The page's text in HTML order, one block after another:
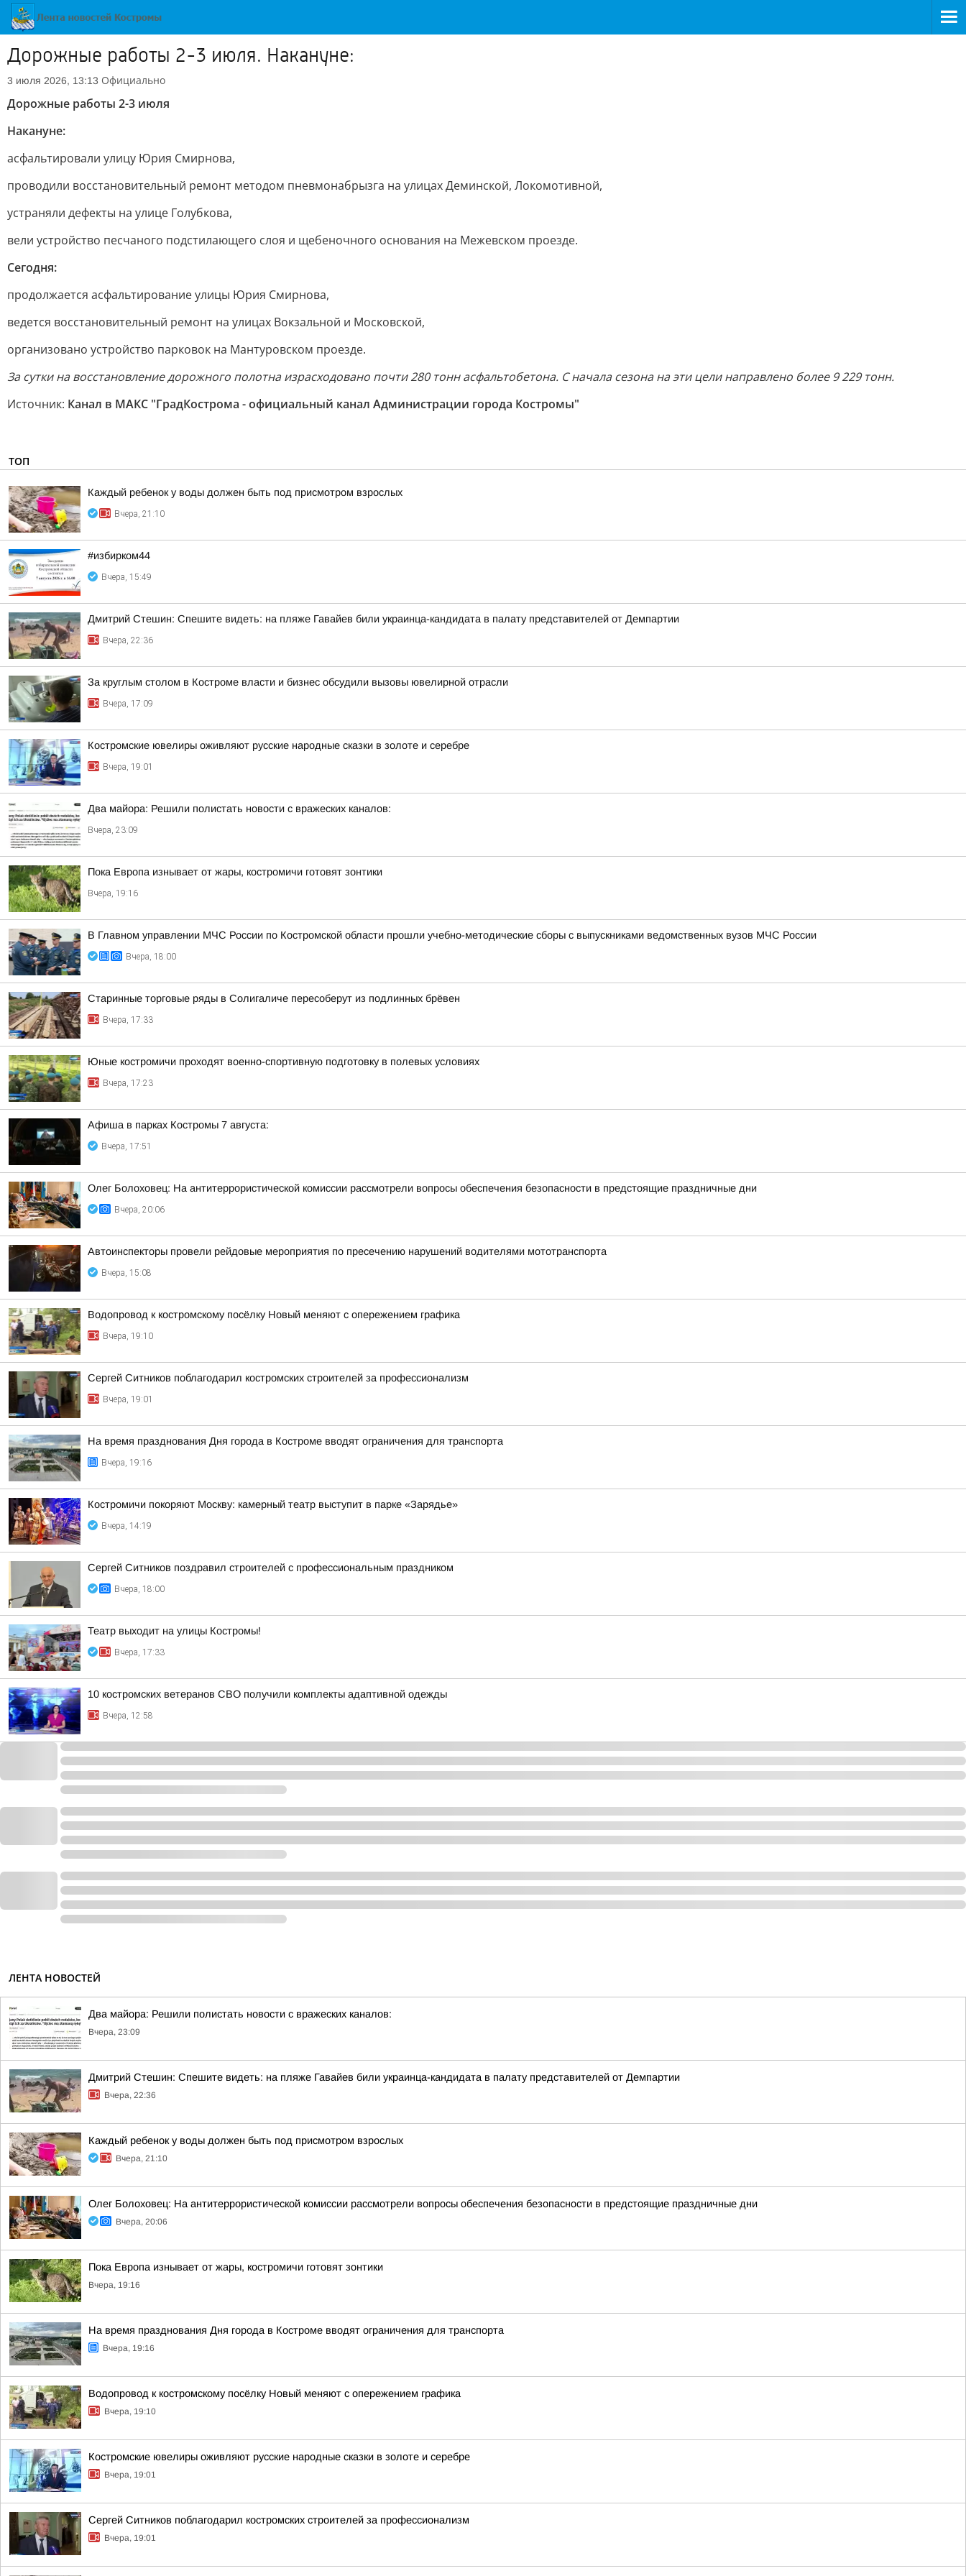
Дорожные работы 2-3 июля. Накануне:
3 июля 2026, 13:13 Официально
Дорожные работы 2-3 июля
Накануне:
асфальтировали улицу Юрия Смирнова,
проводили восстановительный ремонт методом пневмонабрызга на улицах Деминской, Локомотивной,
устраняли дефекты на улице Голубкова,
вели устройство песчаного подстилающего слоя и щебеночного основания на Межевском проезде.
Сегодня:
продолжается асфальтирование улицы Юрия Смирнова,
ведется восстановительный ремонт на улицах Вокзальной и Московской,
организовано устройство парковок на Мантуровском проезде.
За сутки на восстановление дорожного полотна израсходовано почти 280 тонн асфальтобетона. С начала сезона на эти цели направлено более 9 229 тонн.
Источник: Канал в МАКС "ГрадКострома - официальный канал Администрации города Костромы"
ТОП
Каждый ребенок у воды должен быть под присмотром взрослых
Вчера, 21:10
#избирком44
Вчера, 15:49
Дмитрий Стешин: Спешите видеть: на пляже Гавайев били украинца-кандидата в палату представителей от Демпартии
Вчера, 22:36
За круглым столом в Костроме власти и бизнес обсудили вызовы ювелирной отрасли
Вчера, 17:09
Костромские ювелиры оживляют русские народные сказки в золоте и серебре
Вчера, 19:01
Два майора: Решили полистать новости с вражеских каналов:
Вчера, 23:09
Пока Европа изнывает от жары, костромичи готовят зонтики
Вчера, 19:16
В Главном управлении МЧС России по Костромской области прошли учебно-методические сборы с выпускниками ведомственных вузов МЧС России
Вчера, 18:00
Старинные торговые ряды в Солигаличе пересоберут из подлинных брёвен
Вчера, 17:33
Юные костромичи проходят военно-спортивную подготовку в полевых условиях
Вчера, 17:23
Афиша в парках Костромы 7 августа:
Вчера, 17:51
Олег Болоховец: На антитеррористической комиссии рассмотрели вопросы обеспечения безопасности в предстоящие праздничные дни
Вчера, 20:06
Автоинспекторы провели рейдовые мероприятия по пресечению нарушений водителями мототранспорта
Вчера, 15:08
Водопровод к костромскому посёлку Новый меняют с опережением графика
Вчера, 19:10
Сергей Ситников поблагодарил костромских строителей за профессионализм
Вчера, 19:01
На время празднования Дня города в Костроме вводят ограничения для транспорта
Вчера, 19:16
Костромичи покоряют Москву: камерный театр выступит в парке «Зарядье»
Вчера, 14:19
Сергей Ситников поздравил строителей с профессиональным праздником
Вчера, 18:00
Театр выходит на улицы Костромы!
Вчера, 17:33
10 костромских ветеранов СВО получили комплекты адаптивной одежды
Вчера, 12:58
ЛЕНТА НОВОСТЕЙ
Два майора: Решили полистать новости с вражеских каналов:
Вчера, 23:09
Дмитрий Стешин: Спешите видеть: на пляже Гавайев били украинца-кандидата в палату представителей от Демпартии
Вчера, 22:36
Каждый ребенок у воды должен быть под присмотром взрослых
Вчера, 21:10
Олег Болоховец: На антитеррористической комиссии рассмотрели вопросы обеспечения безопасности в предстоящие праздничные дни
Вчера, 20:06
Пока Европа изнывает от жары, костромичи готовят зонтики
Вчера, 19:16
На время празднования Дня города в Костроме вводят ограничения для транспорта
Вчера, 19:16
Водопровод к костромскому посёлку Новый меняют с опережением графика
Вчера, 19:10
Костромские ювелиры оживляют русские народные сказки в золоте и серебре
Вчера, 19:01
Сергей Ситников поблагодарил костромских строителей за профессионализм
Вчера, 19:01